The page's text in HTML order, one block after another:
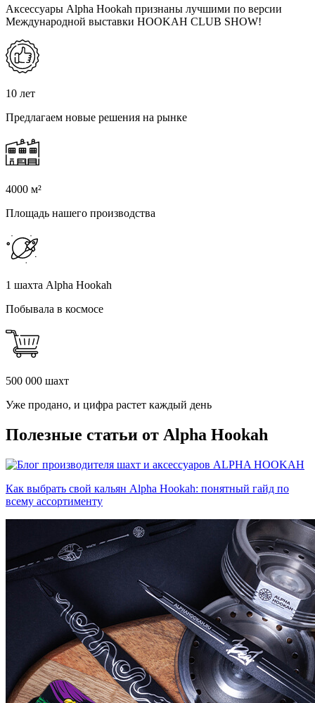
Аксессуары Alpha Hookah признаны лучшими по версии
Международной выставки HOOKAH CLUB SHOW!
10 лет
Предлагаем новые решения на рынке
4000 м²
Площадь нашего производства
1 шахта Alpha Hookah
Побывала в космосе
500 000 шахт
Уже продано, и цифра растет каждый день
Полезные статьи от Alpha Hookah
Как выбрать свой кальян Alpha Hookah: понятный гайд по
всему ассортименту